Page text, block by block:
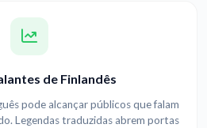
de Finlandês
pode alcançar públicos que falam
Legendas traduzidas abrem portas